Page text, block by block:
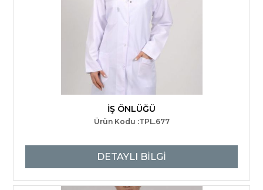
İŞ ÖNLÜĞÜ
Ürün Kodu :TPL.677
DETAYLI BİLGİ